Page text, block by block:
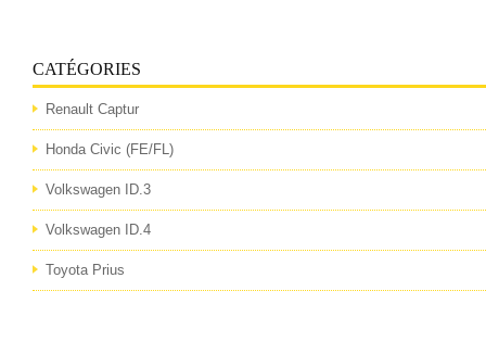
CATÉGORIES
Renault Captur
Honda Civic (FE/FL)
Volkswagen ID.3
Volkswagen ID.4
Toyota Prius